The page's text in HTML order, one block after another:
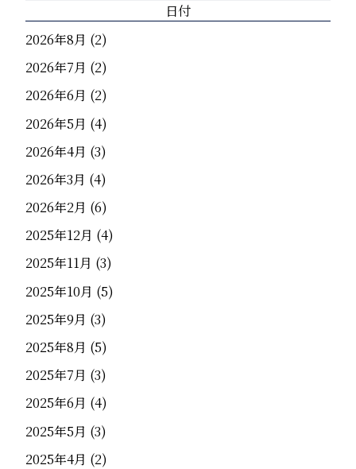
日付
2026年8月 (2)
2026年7月 (2)
2026年6月 (2)
2026年5月 (4)
2026年4月 (3)
2026年3月 (4)
2026年2月 (6)
2025年12月 (4)
2025年11月 (3)
2025年10月 (5)
2025年9月 (3)
2025年8月 (5)
2025年7月 (3)
2025年6月 (4)
2025年5月 (3)
2025年4月 (2)